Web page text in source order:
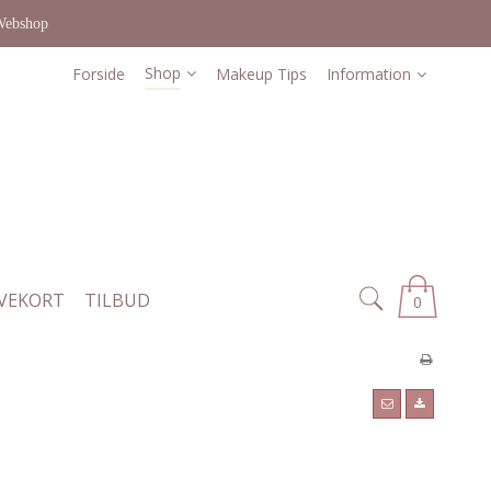
Forside Shop Makeup Tips Information
0
TILBUD